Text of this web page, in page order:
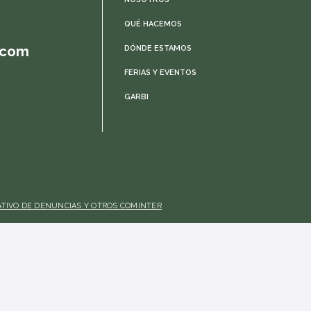
QUÉ HACEMOS
DÓNDE ESTAMOS
FERIAS Y EVENTOS
GARBI
DE DENUNCIAS Y OTROS COMINTER